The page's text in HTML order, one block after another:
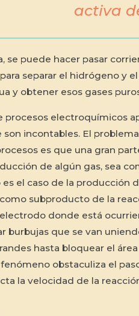
activa
se puede hacer pasar
separar el hidrógeno y
y obtener esos gases
procesos electroquímicos
incontables. El
es que una gran
de algún gas, sea
el caso de la producción
subproducto de la
donde está
burbujas que se van
hasta bloquear el
obstaculiza el
la velocidad de la